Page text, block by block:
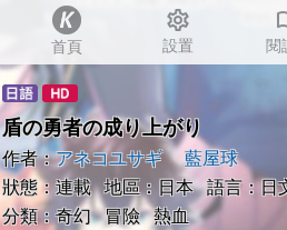
首頁
settings
設置 閱
盾の勇者の成り上がり
作者：アネコユサギ
藍屋球
狀態：連載 地區：日本 語言：日
分類：奇幻 冒險 熱血